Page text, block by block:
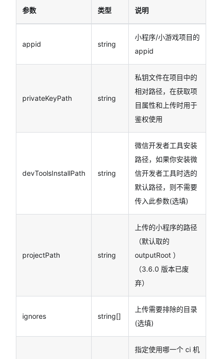
参数 类型 说明
appid string
小程序/小游戏项目的
appid
privateKeyPath string
私钥文件在项目中的
相对路径，在获取项
目属性和上传时用于
鉴权使用
devToolsInstallPath string
微信开发者工具安装
路径，如果你安装微
信开发者工具时选的
默认路径，则不需要
传入此参数(选填)
projectPath string
上传的小程序的路径
（默认取的
outputRoot ）
（3.6.0 版本已废
弃）
ignores string[]
上传需要排除的目录
(选填)
指定使用哪一个 ci 机